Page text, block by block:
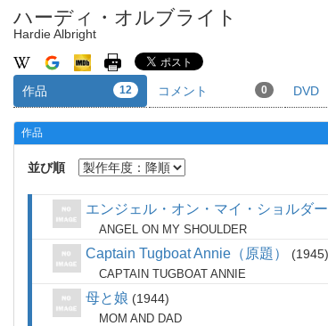
ハーディ・オルブライト
Hardie Albright
作品 12 コメント 0 DVD
作品
並び順
エンジェル・オン・マイ・ショルダー
ANGEL ON MY SHOULDER
Captain Tugboat Annie（原題） 1945
CAPTAIN TUGBOAT ANNIE
母と娘 1944
MOM AND DAD